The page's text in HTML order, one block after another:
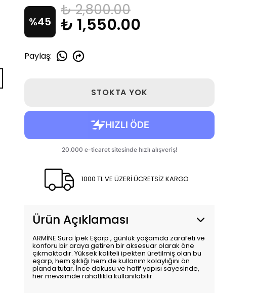
%45
₺ 2,800.00
₺ 1,550.00
Paylaş:
STOKTA YOK
1000 TL VE ÜZERİ ÜCRETSİZ KARGO
Ürün Açıklaması
ARMİNE Sura İpek Eşarp , günlük yaşamda zarafeti ve
konforu bir araya getiren bir aksesuar olarak öne
çıkmaktadır. Yüksek kaliteli ipekten üretilmiş olan bu
eşarp, hem şıklığı hem de kullanım kolaylığını ön
planda tutar. İnce dokusu ve hafif yapısı sayesinde,
her mevsimde rahatlıkla kullanılabilir.